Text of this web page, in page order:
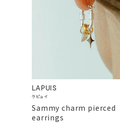
LAPUIS
ラピュイ
Sammy charm pierced
earrings